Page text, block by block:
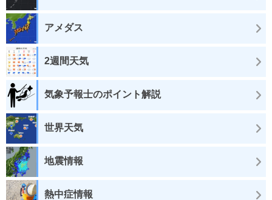
アメダス
2週間天気
気象予報士のポイント解説
世界天気
地震情報
熱中症情報